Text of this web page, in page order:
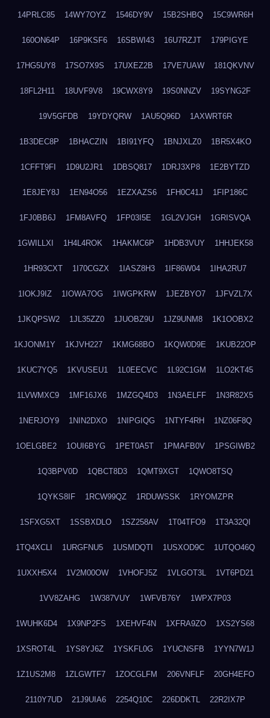
14PRLC85 14WY7OYZ 1546DY9V 15B2SHBQ 15C9WR6H
160ON64P 16P9KSF6 16SBWI43 16U7RZJT 179PIGYE
17HG5UY8 17SO7X9S 17UXEZ2B 17VE7UAW 181QKVNV
18FL2H11 18UVF9V8 19CWX8Y9 19S0NNZV 19SYNG2F
19V5GFDB 19YDYQRW 1AU5Q96D 1AXWRT6R
1B3DEC8P 1BHACZIN 1BI91YFQ 1BNJXLZ0 1BR5X4KO
1CFFT9FI 1D9U2JR1 1DBSQ817 1DRJ3XP8 1E2BYTZD
1E8JEY8J 1EN94O56 1EZXAZS6 1FH0C41J 1FIP186C
1FJ0BB6J 1FM8AVFQ 1FP03I5E 1GL2VJGH 1GRISVQA
1GWILLXI 1H4L4ROK 1HAKMC6P 1HDB3VUY 1HHJEK58
1HR93CXT 1I70CGZX 1IASZ8H3 1IF86W04 1IHA2RU7
1IOKJ9IZ 1IOWA7OG 1IWGPKRW 1JEZBYO7 1JFVZL7X
1JKQPSW2 1JL35ZZ0 1JUOBZ9U 1JZ9UNM8 1K1OOBX2
1KJONM1Y 1KJVH227 1KMG68BO 1KQW0D9E 1KUB22OP
1KUC7YQ5 1KVUSEU1 1L0EECVC 1L92C1GM 1LO2KT45
1LVWMXC9 1MF16JX6 1MZGQ4D3 1N3AELFF 1N3R82X5
1NERJOY9 1NIN2DXO 1NIPGIQG 1NTYF4RH 1NZ06F8Q
1OELGBE2 1OUI6BYG 1PET0A5T 1PMAFB0V 1PSGIWB2
1Q3BPV0D 1QBCT8D3 1QMT9XGT 1QWO8TSQ
1QYKS8IF 1RCW99QZ 1RDUWSSK 1RYOMZPR
1SFXG5XT 1SSBXDLO 1SZ258AV 1T04TFO9 1T3A32QI
1TQ4XCLI 1URGFNU5 1USMDQTI 1USXOD9C 1UTQO46Q
1UXXH5X4 1V2M00OW 1VHOFJ5Z 1VLGOT3L 1VT6PD21
1VV8ZAHG 1W387VUY 1WFVB76Y 1WPX7P03
1WUHK6D4 1X9NP2FS 1XEHVF4N 1XFRA9ZO 1XS2YS68
1XSROT4L 1YS8YJ6Z 1YSKFL0G 1YUCNSFB 1YYN7W1J
1Z1US2M8 1ZLGWTF7 1ZOCGLFM 206VNFLF 20GH4EFO
2110Y7UD 21J9UIA6 2254Q10C 226DDKTL 22R2IX7P